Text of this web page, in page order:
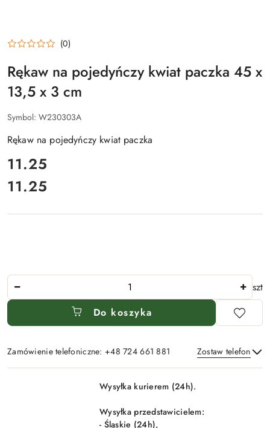
(0)
Rękaw na pojedyńczy kwiat paczka 45 x
13,5 x 3 cm
Symbol: W230303A
Rękaw na pojedyńczy kwiat paczka
cena:
11.25
Cena:
11.25
szt
Do koszyka
Zamówienie telefoniczne: +48 724 661 881 Zostaw telefon
Wyślij
Wysyłka kurierem (24h).
Wysyłka przedstawicielem:
- Śląskie (24h),